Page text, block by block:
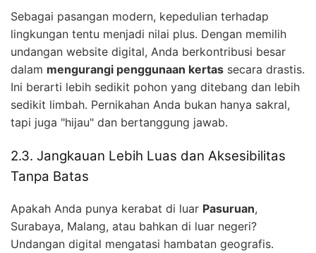
Sebagai pasangan modern, kepedulian terhadap
lingkungan tentu menjadi nilai plus. Dengan memilih
undangan website digital, Anda berkontribusi besar
dalam mengurangi penggunaan kertas secara drastis.
Ini berarti lebih sedikit pohon yang ditebang dan lebih
sedikit limbah. Pernikahan Anda bukan hanya sakral,
tapi juga "hijau" dan bertanggung jawab.
2.3. Jangkauan Lebih Luas dan Aksesibilitas
Tanpa Batas
Apakah Anda punya kerabat di luar Pasuruan,
Surabaya, Malang, atau bahkan di luar negeri?
Undangan digital mengatasi hambatan geografis.